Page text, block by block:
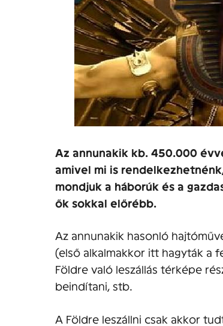
Az annunakik kb. 450.000
amivel mi is
mondjuk a háborúk és a
ők sokkal előrébb.
Az annunakik hasonló
(első alkalmakkor itt hagyták a
Földre való leszállás térképe
beindítani, stb.
A Földre leszállni csak akkor